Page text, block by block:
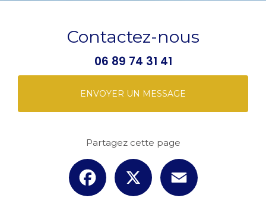
Contactez-nous
06 89 74 31 41
ENVOYER UN MESSAGE
Partagez cette page
Facebook